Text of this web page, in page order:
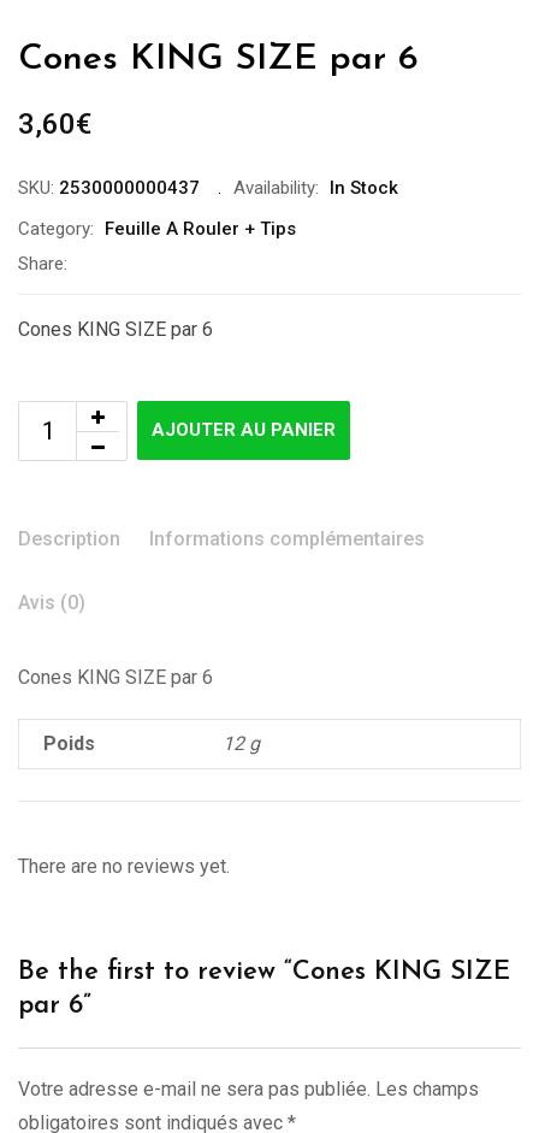
Cones KING SIZE par 6
3,60€
SKU: 2530000000437 Availability:
In Stock
Category:
Feuille A Rouler + Tips
Share:
Cones KING SIZE par 6
AJOUTER AU PANIER
Description Informations complémentaires
Avis (0)
Cones KING SIZE par 6
Poids 12 g
There are no reviews yet.
Be the first to review “Cones KING SIZE
par 6”
Votre adresse e-mail ne sera pas publiée. Les champs
obligatoires sont indiqués avec *